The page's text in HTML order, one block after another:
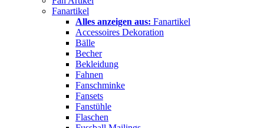
Fanartikel
Alles anzeigen aus: Fanartikel
Accessoires Dekoration
Bälle
Becher
Bekleidung
Fahnen
Fanschminke
Fansets
Fanstühle
Flaschen